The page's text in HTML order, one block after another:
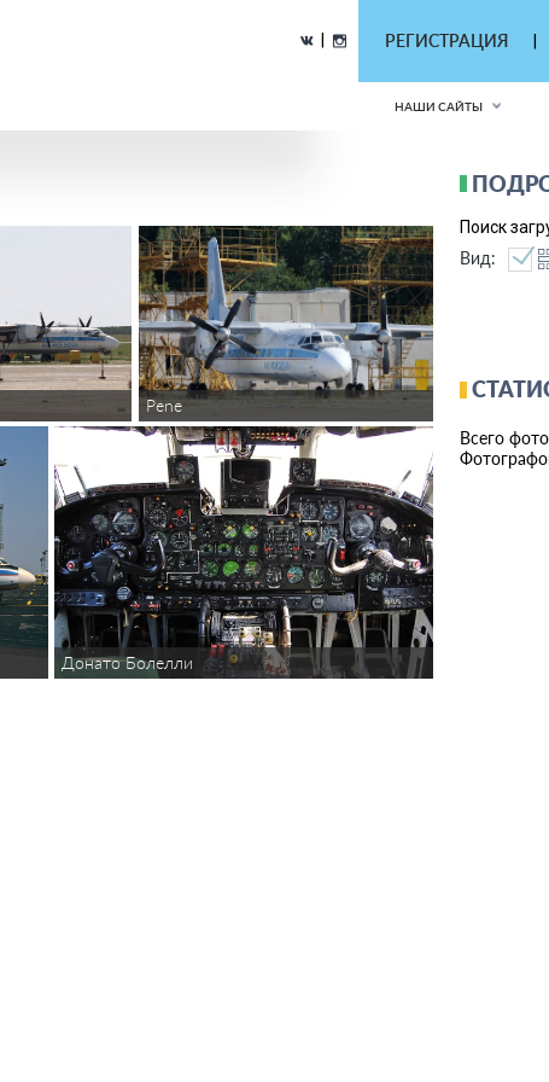
РЕГИСТРАЦИЯ
НАШИ САЙТЫ
Pene
Донато Болелли
Поиск
Вид:
Всего